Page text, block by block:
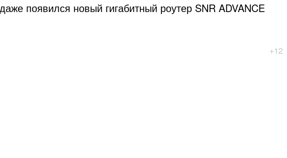
появился новый гигабитный роутер SNR ADVANCE
+12